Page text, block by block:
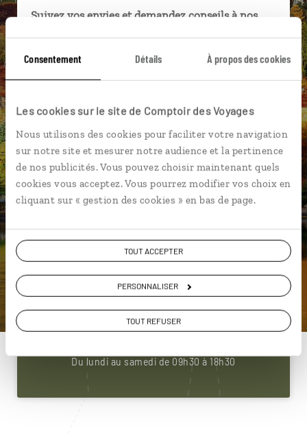
Consentement Détails À propos des cookies
Les cookies sur le site de Comptoir des Voyages
Nous utilisons des cookies pour faciliter votre navigation
sur notre site et mesurer notre audience et la pertinence
de nos publicités. Vous pouvez choisir maintenant quels
cookies vous acceptez. Vous pourrez modifier vos choix en
cliquant sur « gestion des cookies » en bas de page.
TOUT ACCEPTER
PERSONNALISER
TOUT REFUSER
Suivez vos envies et demandez conseils à nos
Ils sauront organiser votre itinéraire au plus
près de vos envies et de la réalité du pays.
connectés en agence, mais aussi par email ou
téléphone.
Vous gardez le même interlocuteur avant,
pendant et après votre voyage.
DEMANDER UN DEVIS
ou
Construisez votre voyage avec un spécialiste Ecosse
01 85 08 22 92
Du lundi au samedi de 09h30 à 18h30